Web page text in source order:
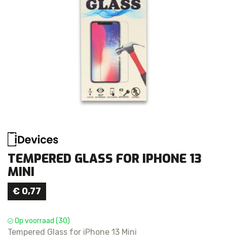
TEMPERED GLASS FOR IPHONE 13
MINI
€ 0,77
Op voorraad (30)
Tempered Glass for iPhone 13 Mini